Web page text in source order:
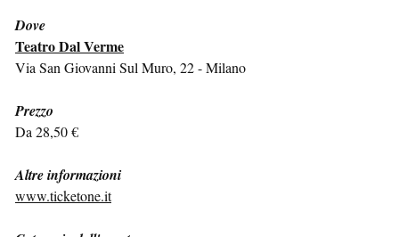
Dove
Teatro Dal Verme
Via San Giovanni Sul Muro, 22 - Milano
Prezzo
Da 28,50 €
Altre informazioni
www.ticketone.it